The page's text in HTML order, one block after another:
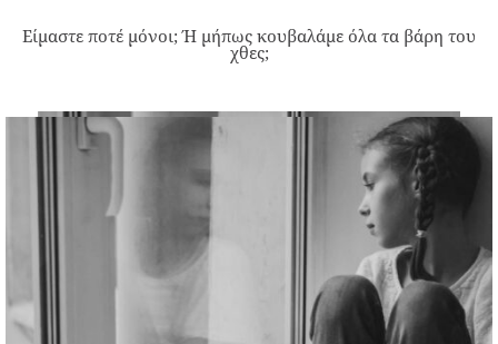
Είμαστε ποτέ μόνοι; Ή μήπως κουβαλάμε όλα τα βάρη του
χθες;